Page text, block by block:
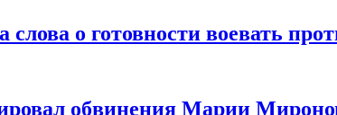
слова о готовности воевать
обвинения Марии